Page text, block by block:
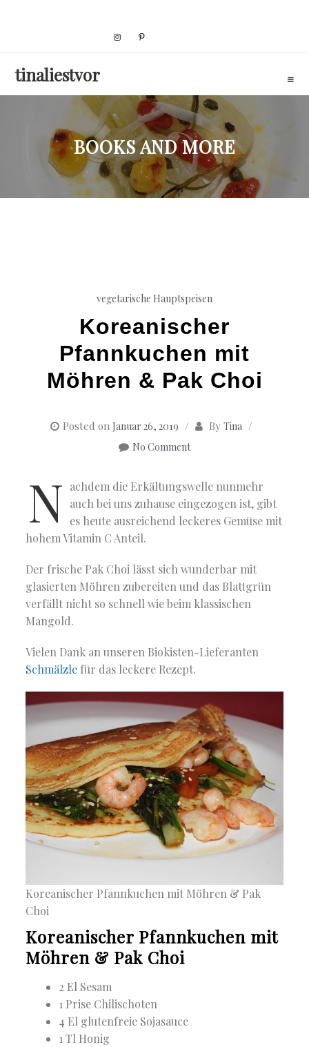
tinaliestvor
BOOKS AND MORE
vegetarische Hauptspeisen
Koreanischer
Pfannkuchen mit
Möhren & Pak Choi
Posted on Januar 26, 2019 By Tina
No Comment
N achdem die Erkältungswelle nunmehr
auch bei uns zuhause eingezogen ist, gibt
es heute ausreichend leckeres Gemüse mit
hohem Vitamin C Anteil.
Der frische Pak Choi lässt sich wunderbar mit
glasierten Möhren zubereiten und das Blattgrün
verfällt nicht so schnell wie beim klassischen
Mangold.
Vielen Dank an unseren Biokisten-Lieferanten
Schmälzle für das leckere Rezept.
Koreanischer Pfannkuchen mit Möhren & Pak
Choi
Koreanischer Pfannkuchen mit
Möhren & Pak Choi
2 El Sesam
1 Prise Chilischoten
4 El glutenfreie Sojasauce
1 Tl Honig